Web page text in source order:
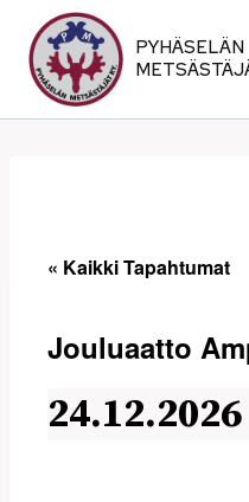
sisältöön
PYHÄSELÄN
« Kaikki Tapahtumat
Jouluaatto
24.12.2026